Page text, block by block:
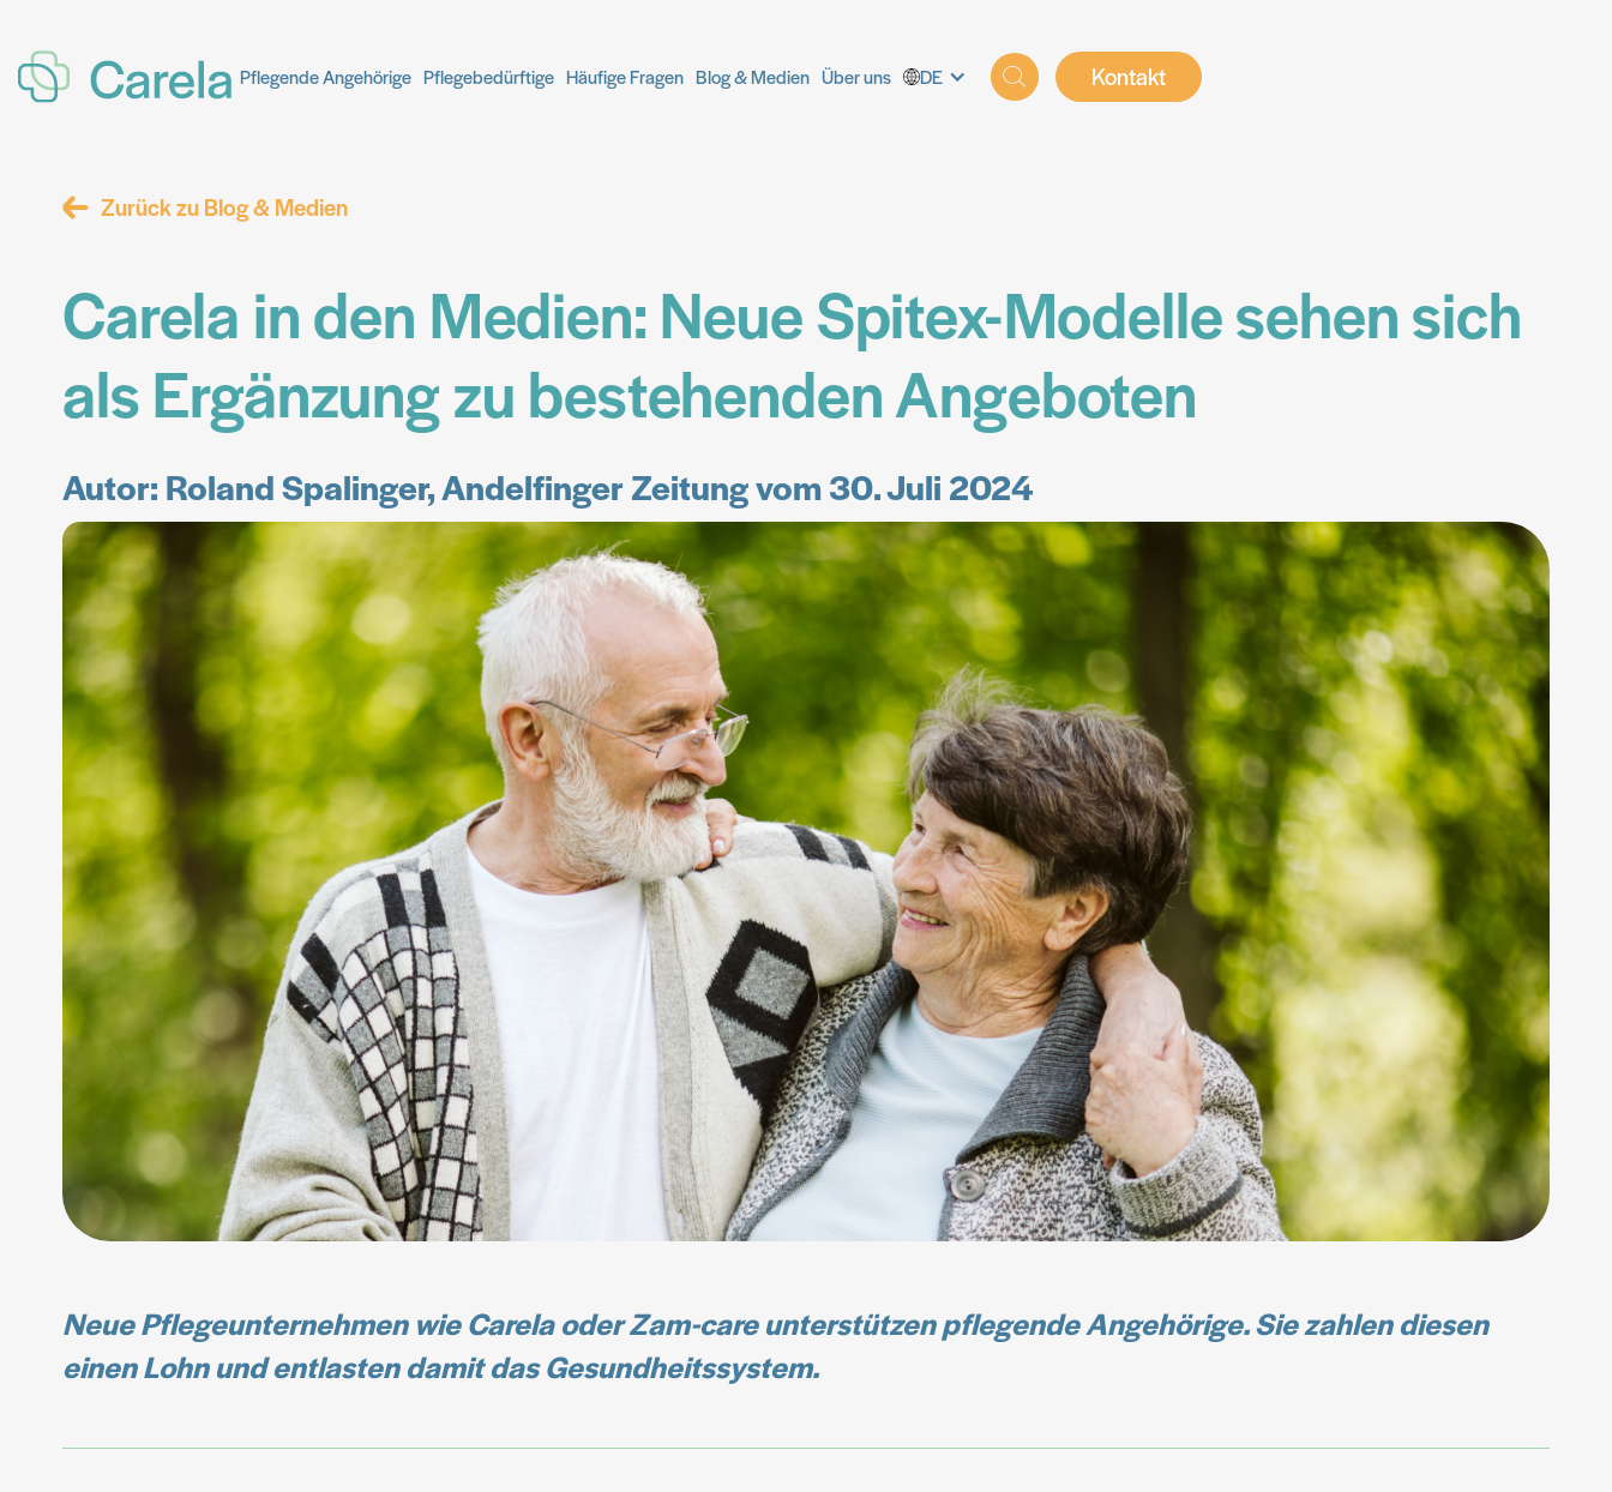
Pflegende Angehörige Pflegebedürftige Häufige Fragen Blog & Medien Über uns DE Kontakt
Pflegende Angehörige Pflegebedürftige Häufige Fragen Blog & Medien Über uns DE Kontakt
Zurück zu Blog & Medien
Carela in den Medien: Neue Spitex-Modelle sehen sich
als Ergänzung zu bestehenden Angeboten
Autor: Roland Spalinger, Andelfinger Zeitung vom 30. Juli 2024
Neue Pflegeunternehmen wie Carela oder Zam-care unterstützen pflegende Angehörige. Sie zahlen diesen
einen Lohn und entlasten damit das Gesundheitssystem.